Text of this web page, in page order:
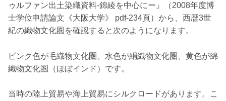
ゥルファン出土染織資料-錦綾を中心にー』（2008年度博
士学位申請論文《大阪大学》 pdf-234頁）から、西暦3世
紀の織物文化圏を確認すると次のようになります。
ピンク色が毛織物文化圏、水色が絹織物文化圏、黄色が綿
織物文化圏（ほぼインド）です。
当時の陸上貿易や海上貿易にシルクロードがあります。こ